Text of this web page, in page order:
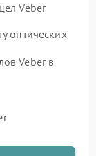
Veber
оптических
Veber в